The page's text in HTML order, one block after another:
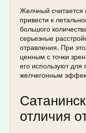
Желчный
привести к
большого
серьезные
отравления. При
ценным с точки
его используют для
желчегонным
отличия